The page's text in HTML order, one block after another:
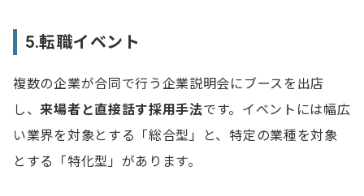
5.転職イベント
複数の企業が合同で行う企業説明会にブースを出店
し、来場者と直接話す採用手法です。イベントには幅広
い業界を対象とする「総合型」と、特定の業種を対象
とする「特化型」があります。